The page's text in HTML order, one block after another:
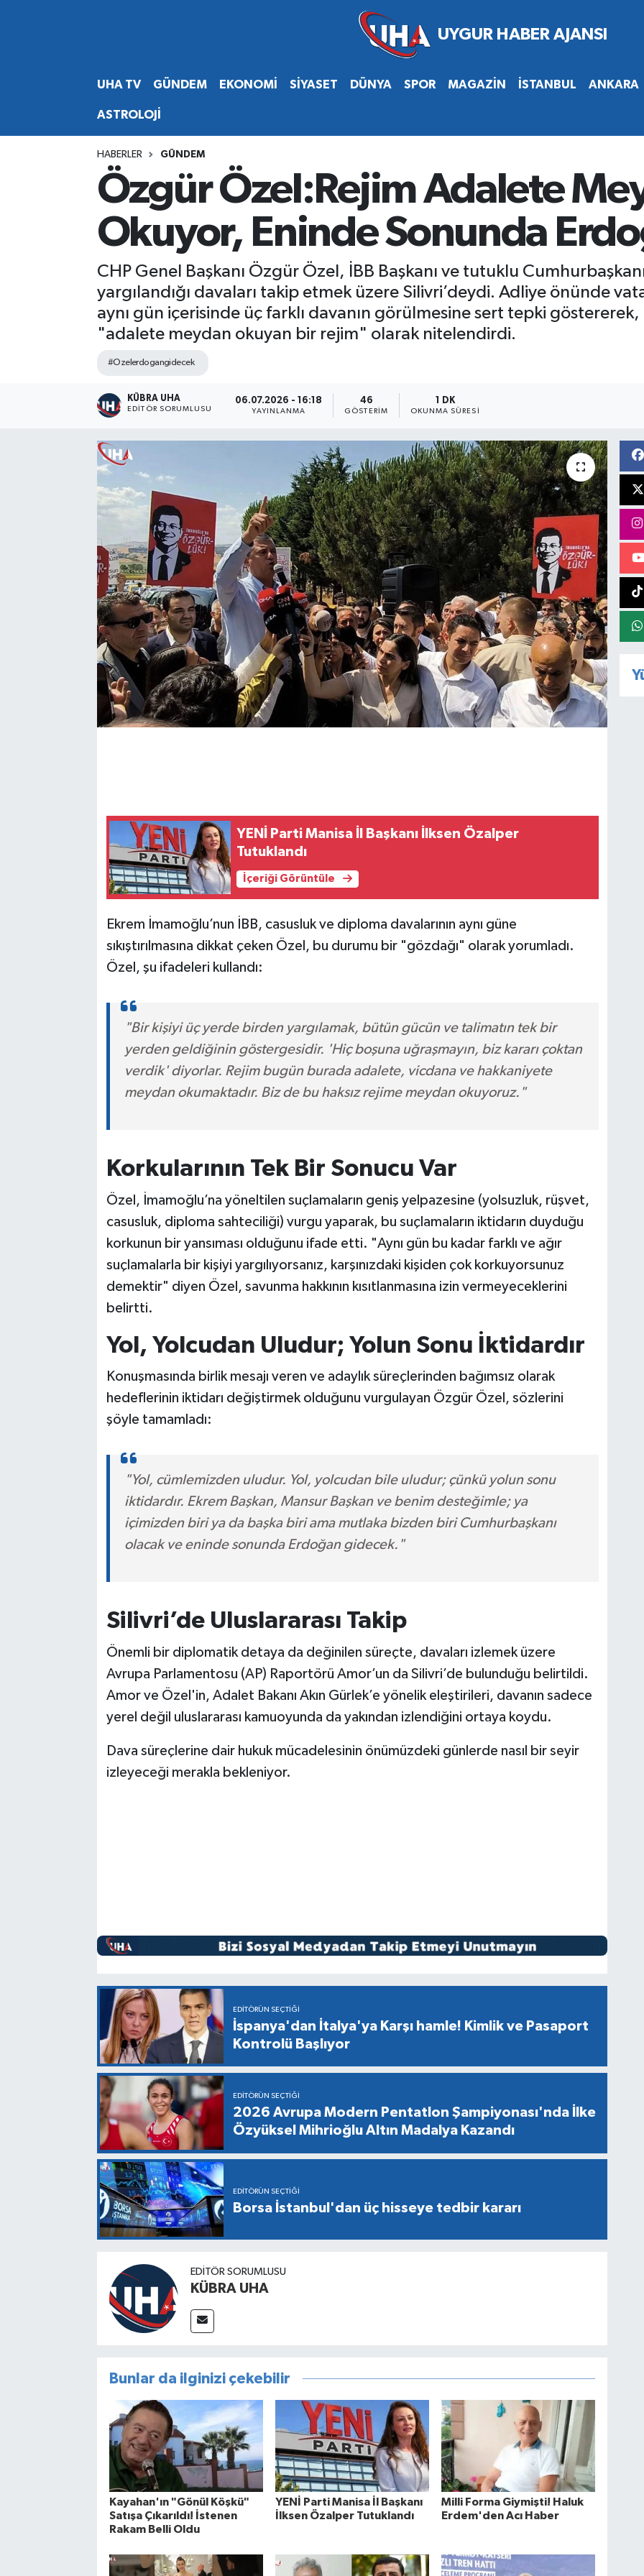
UHA TV GÜNDEM EKONOMİ SİYASET DÜNYA SPOR MAGAZİN İSTANBUL ANKARA
ASTROLOJİ
HABERLER GÜNDEM
Özgür Özel:Rejim Adalete
Okuyor, Eninde Sonunda
CHP Genel Başkanı Özgür Özel, İBB Başkanı ve tutuklu
yargılandığı davaları takip etmek üzere Silivri’deydi. Adliye önünde
aynı gün içerisinde üç farklı davanın görülmesine sert tepki
"adalete meydan okuyan bir rejim" olarak nitelendirdi.
#Ozelerdogangidecek
KÜBRA UHA
EDİTÖR SORUMLUSU
06.07.2026 - 16:18
YAYINLANMA
46
GÖSTERIM
1 DK
OKUNMA SÜRESI
YENİ Parti Manisa İl Başkanı İlksen Özalper
Tutuklandı
İçeriği Görüntüle
Ekrem İmamoğlu’nun İBB, casusluk ve diploma davalarının aynı güne
sıkıştırılmasına dikkat çeken Özel, bu durumu bir "gözdağı" olarak yorumladı.
Özel, şu ifadeleri kullandı:
"Bir kişiyi üç yerde birden yargılamak, bütün gücün ve talimatın tek bir
yerden geldiğinin göstergesidir. 'Hiç boşuna uğraşmayın, biz kararı çoktan
verdik' diyorlar. Rejim bugün burada adalete, vicdana ve hakkaniyete
meydan okumaktadır. Biz de bu haksız rejime meydan okuyoruz."
Korkularının Tek Bir Sonucu Var
Özel, İmamoğlu’na yöneltilen suçlamaların geniş yelpazesine (yolsuzluk, rüşvet,
casusluk, diploma sahteciliği) vurgu yaparak, bu suçlamaların iktidarın duyduğu
korkunun bir yansıması olduğunu ifade etti. "Aynı gün bu kadar farklı ve ağır
suçlamalarla bir kişiyi yargılıyorsanız, karşınızdaki kişiden çok korkuyorsunuz
demektir" diyen Özel, savunma hakkının kısıtlanmasına izin vermeyeceklerini
belirtti.
Yol, Yolcudan Uludur; Yolun Sonu İktidardır
Konuşmasında birlik mesajı veren ve adaylık süreçlerinden bağımsız olarak
hedeflerinin iktidarı değiştirmek olduğunu vurgulayan Özgür Özel, sözlerini
şöyle tamamladı:
"Yol, cümlemizden uludur. Yol, yolcudan bile uludur; çünkü yolun sonu
iktidardır. Ekrem Başkan, Mansur Başkan ve benim desteğimle; ya
içimizden biri ya da başka biri ama mutlaka bizden biri Cumhurbaşkanı
olacak ve eninde sonunda Erdoğan gidecek."
Silivri’de Uluslararası Takip
Önemli bir diplomatik detaya da değinilen süreçte, davaları izlemek üzere
Avrupa Parlamentosu (AP) Raportörü Amor’un da Silivri’de bulunduğu belirtildi.
Amor ve Özel'in, Adalet Bakanı Akın Gürlek’e yönelik eleştirileri, davanın sadece
yerel değil uluslararası kamuoyunda da yakından izlendiğini ortaya koydu.
Dava süreçlerine dair hukuk mücadelesinin önümüzdeki günlerde nasıl bir seyir
izleyeceği merakla bekleniyor.
EDITÖRÜN SEÇTIĞI
İspanya'dan İtalya'ya Karşı hamle! Kimlik ve Pasaport
Kontrolü Başlıyor
EDITÖRÜN SEÇTIĞI
2026 Avrupa Modern Pentatlon Şampiyonası'nda İlke
Özyüksel Mihrioğlu Altın Madalya Kazandı
EDITÖRÜN SEÇTIĞI
Borsa İstanbul'dan üç hisseye tedbir kararı
EDİTÖR SORUMLUSU
KÜBRA UHA
Bunlar da ilginizi çekebilir
Kayahan'ın "Gönül Köşkü"
Satışa Çıkarıldı! İstenen
Rakam Belli Oldu
YENİ Parti Manisa İl Başkanı
İlksen Özalper Tutuklandı
Milli Forma Giymişti! Haluk
Erdem'den Acı Haber
Hava Durumu
Trafik Durumu
Süper Lig Puan Durumu ve Fikstür
Tüm Manşetler
Son Dakika Haberleri
Haber Arşivi